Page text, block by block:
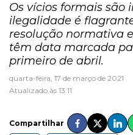
Os vícios formais são
ilegalidade é
resolução normativa
têm data marcada
primeiro de abril.
quarta-feira, 17 de março de 2021
Atualizado às 13:11
Compartilhar